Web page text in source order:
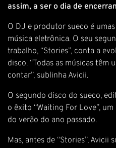
assim, a ser o dia de
O DJ e produtor sueco é
música eletrônica. O seu
trabalho, “Stories”, conta a
disco. “Todas as músicas têm
contar”, sublinha Avicii.
O segundo disco do sueco,
o êxito “Waiting For Love”,
do verão do ano passado.
Mas, antes de “Stories”,